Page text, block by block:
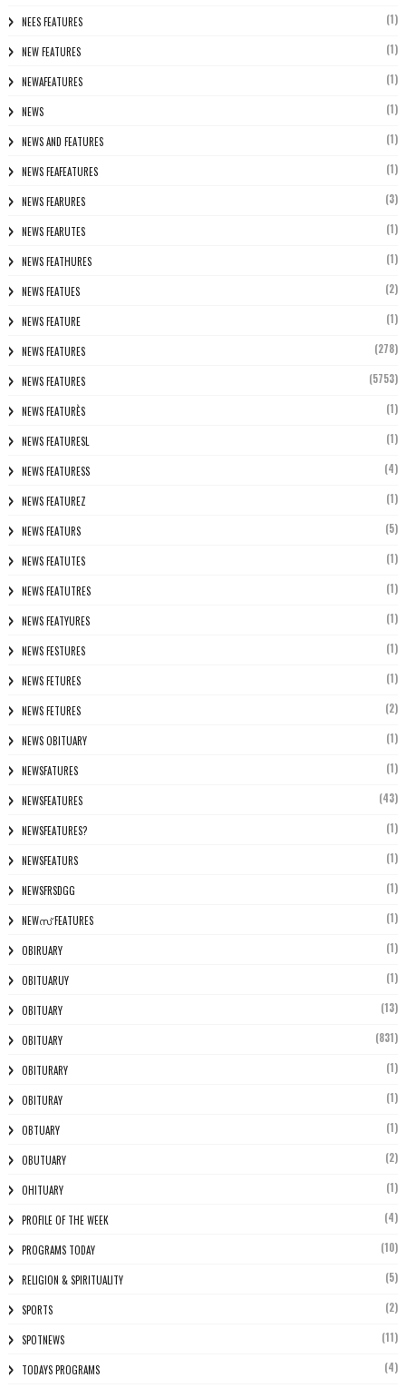
NEES FEATURES (1)
NEW FEATURES (1)
NEWAFEATURES (1)
NEWS (1)
NEWS AND FEATURES (1)
NEWS FEAFEATURES (1)
NEWS FEARURES (3)
NEWS FEARUTES (1)
NEWS FEATHURES (1)
NEWS FEATUES (2)
NEWS FEATURE (1)
NEWS FEATURES (278)
NEWS FEATURES (5753)
NEWS FEATURÈS (1)
NEWS FEATURESL (1)
NEWS FEATURESS (4)
NEWS FEATUREZ (1)
NEWS FEATURS (5)
NEWS FEATUTES (1)
NEWS FEATUTRES (1)
NEWS FEATYURES (1)
NEWS FESTURES (1)
NEWS FETURES (1)
NEWS FETURES (2)
NEWS OBITUARY (1)
NEWSFATURES (1)
NEWSFEATURES (43)
NEWSFEATURES? (1)
NEWSFEATURS (1)
NEWSFRSDGG (1)
NEWസ് FEATURES (1)
OBIRUARY (1)
OBITUARUY (1)
OBITUARY (13)
OBITUARY (831)
OBITURARY (1)
OBITURAY (1)
OBTUARY (1)
OBUTUARY (2)
OHITUARY (1)
PROFILE OF THE WEEK (4)
PROGRAMS TODAY (10)
RELIGION & SPIRITUALITY (5)
SPORTS (2)
SPOTNEWS (11)
TODAYS PROGRAMS (4)